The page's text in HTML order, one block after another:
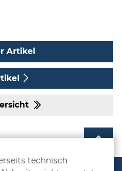
technisch
Artikel